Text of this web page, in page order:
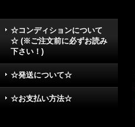
☆コンディションについて
☆ (※ご注文前に必ずお読み
下さい！)
☆発送について☆
☆お支払い方法☆